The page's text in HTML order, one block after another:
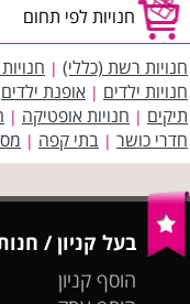
חנויות לפי תחום
חנויות רשת (כללי) |
חנויות ילדים | אופנת ילדים
תיקים | חנויות אופטיקה |
חדרי כושר | בתי קפה |
בעל קניון /
הוסף קניון